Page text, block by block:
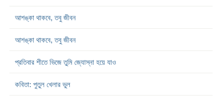
আশঙ্কা থাকবে, তবু জীবন
আশঙ্কা থাকবে, তবু জীবন
প্রতিবার শীতে ভিজে তুমি জ্যোস্না হয়ে যাও
কবিতা: পুতুল খেলার ভুল